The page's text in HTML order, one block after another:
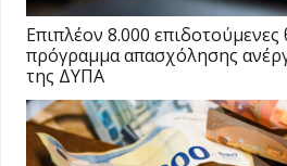
Επιπλέον 8.000 επιδοτούμενες
πρόγραμμα απασχόλησης
της ΔΥΠΑ